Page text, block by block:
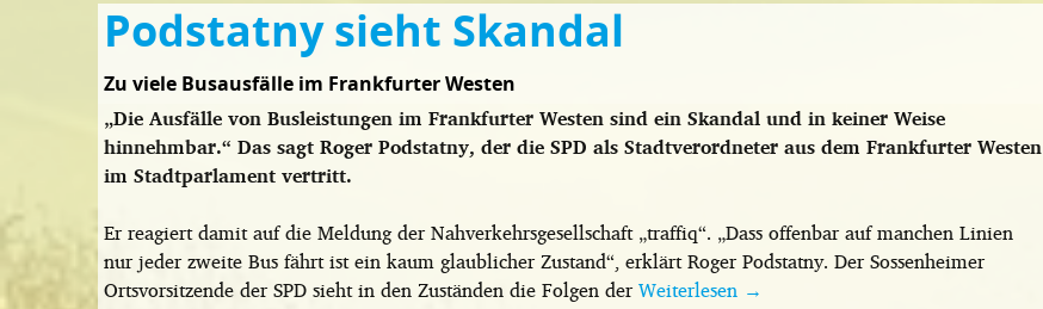
Podstatny sieht Skandal
Zu viele Busausfälle im Frankfurter Westen
„Die Ausfälle von Busleistungen im Frankfurter Westen sind ein Skandal und in keiner Weise
hinnehmbar.“ Das sagt Roger Podstatny, der die SPD als Stadtverordneter aus dem Frankfurter Westen
im Stadtparlament vertritt.
Er reagiert damit auf die Meldung der Nahverkehrsgesellschaft „traffiq“. „Dass offenbar auf manchen Linien
nur jeder zweite Bus fährt ist ein kaum glaublicher Zustand“, erklärt Roger Podstatny. Der Sossenheimer
Ortsvorsitzende der SPD sieht in den Zuständen die Folgen derWeiterlesen →